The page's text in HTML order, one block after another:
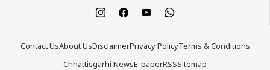
Contact UsAbout UsDisclaimerPrivacy PolicyTerms & Conditions
Chhattisgarhi NewsE-paperRSSSitemap